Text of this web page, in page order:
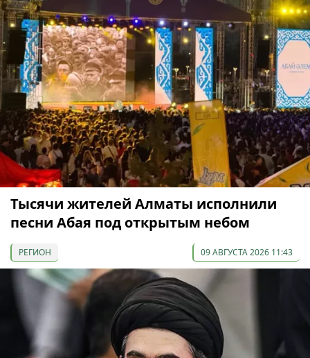
Тысячи жителей Алматы исполнили
песни Абая под открытым небом
РЕГИОН 09 АВГУСТА 2026 11:43